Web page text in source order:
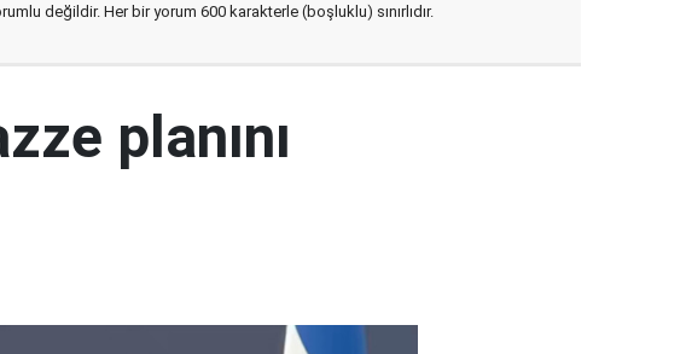
değildir. Her bir yorum 600 karakterle (boşluklu) sınırlıdır.
planını